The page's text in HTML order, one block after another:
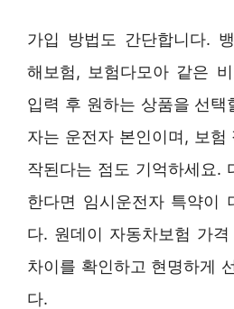
가입 방법도 간단합니다.
해보험, 보험다모아 같은
입력 후 원하는 상품을 선택
자는 운전자 본인이며, 보험
작된다는 점도 기억하세요.
한다면 임시운전자 특약이
다. 원데이 자동차보험 가
차이를 확인하고 현명하게
다.